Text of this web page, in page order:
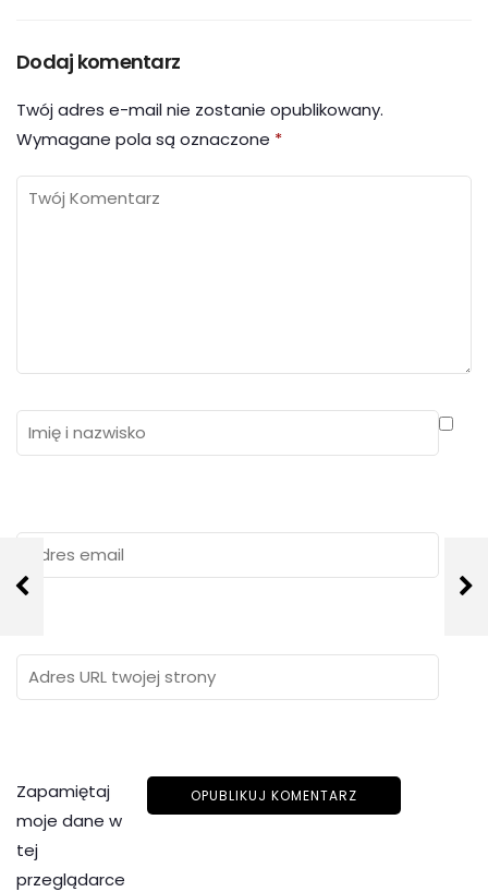
Dodaj komentarz
Twój adres e-mail nie zostanie opublikowany.
Wymagane pola są oznaczone *
Zapamiętaj
moje dane w
tej
przeglądarce